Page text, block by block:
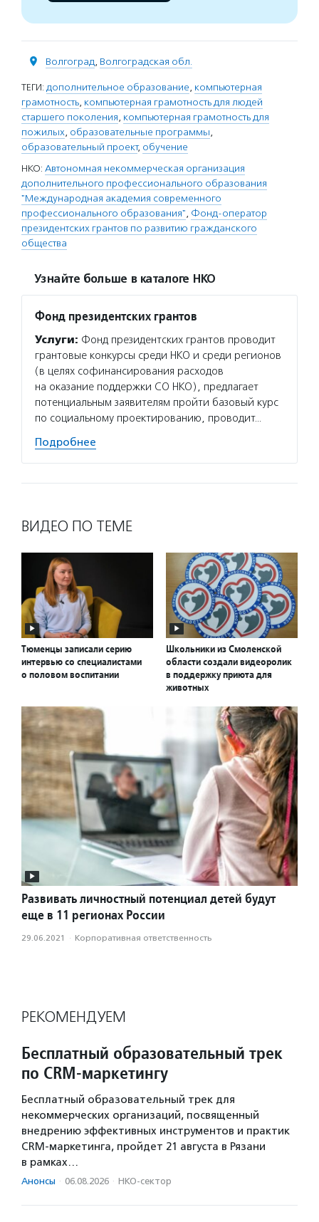
Волгоград, Волгоградская обл.
ТЕГИ: дополнительное образование, компьютерная
грамотность, компьютерная грамотность для людей
старшего поколения, компьютерная грамотность для
пожилых, образовательные программы,
образовательный проект, обучение
НКО: Автономная некоммерческая организация
дополнительного профессионального образования
"Международная академия современного
профессионального образования", Фонд-оператор
президентских грантов по развитию гражданского
общества
Узнайте больше в каталоге НКО
Фонд президентских грантов
Услуги: Фонд президентских грантов проводит
грантовые конкурсы среди НКО и среди регионов
(в целях софинансирования расходов
на оказание поддержки СО НКО), предлагает
потенциальным заявителям пройти базовый курс
по социальному проектированию, проводит…
Подробнее
ВИДЕО ПО ТЕМЕ
Тюменцы записали серию
интервью со специалистами
о половом воспитании
Школьники из Смоленской
области создали видеоролик
в поддержку приюта для
животных
Развивать личностный потенциал детей будут
еще в 11 регионах России
29.06.2021 · Корпоративная ответственность
РЕКОМЕНДУЕМ
Бесплатный образовательный трек
по CRM-маркетингу
Бесплатный образовательный трек для
некоммерческих организаций, посвященный
внедрению эффективных инструментов и практик
CRM-маркетинга, пройдет 21 августа в Рязани
в рамках…
Анонсы · 06.08.2026 · НКО-сектор